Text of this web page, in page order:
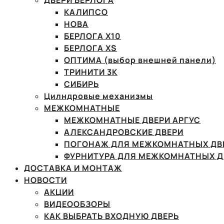
КАЛИПСО
НОВА
БЕРЛОГА Х10
БЕРЛОГА XS
ОПТИМА (выбор внешней панели)
ТРИНИТИ 3К
СИБИРЬ
Цилндровые механизмы
МЕЖКОМНАТНЫЕ
МЕЖКОМНАТНЫЕ ДВЕРИ АРГУС
АЛЕКСАНДРОВСКИЕ ДВЕРИ
ПОГОНАЖ ДЛЯ МЕЖКОМНАТНЫХ
ФУРНИТУРА ДЛЯ МЕЖКОМНАТНЫХ
ДОСТАВКА И МОНТАЖ
НОВОСТИ
АКЦИИ
ВИДЕООБЗОРЫ
КАК ВЫБРАТЬ ВХОДНУЮ ДВЕРЬ